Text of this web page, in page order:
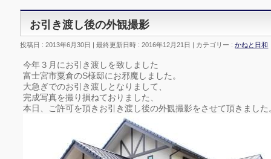
お引き渡し後の外観撮影
投稿日 : 2013年6月30日 最終更新日時 : 2016年12月21日 カテゴリー :かねと日和
今年３月にお引き渡しを致しました
富士宮市粟倉のS様邸にお邪魔しました。
大急ぎでのお引き渡しとなりまして、
完成写真を撮り損ねておりました、
本日、ご許可を頂きお引き渡し後の外観撮影をさせて頂きました